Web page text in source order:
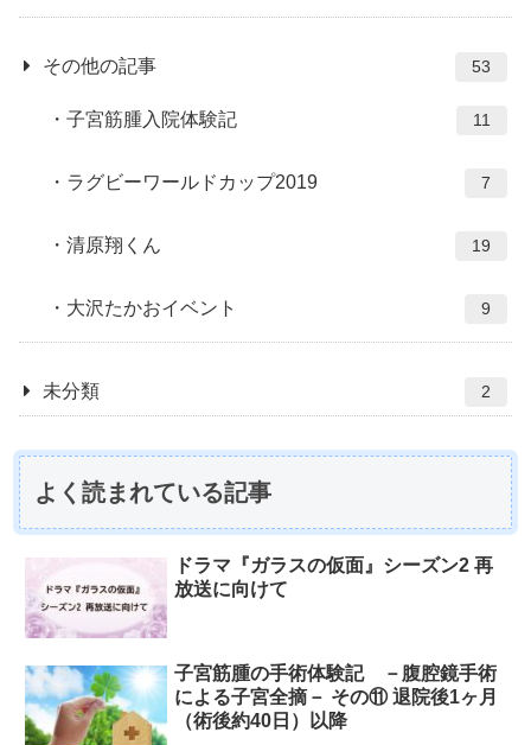
その他の記事 53
子宮筋腫入院体験記 11
ラグビーワールドカップ2019 7
清原翔くん 19
大沢たかおイベント 9
未分類 2
よく読まれている記事
ドラマ『ガラスの仮面』シーズン2 再
放送に向けて
子宮筋腫の手術体験記 －腹腔鏡手術
による子宮全摘－ その⑪ 退院後1ヶ月
（術後約40日）以降